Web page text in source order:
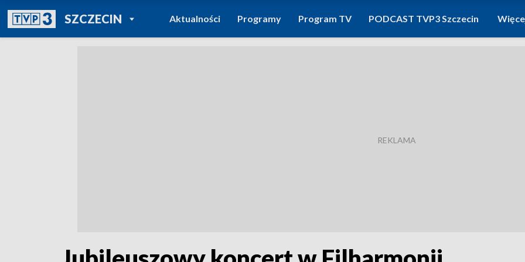
SZCZECINPOWRÓT DO
TVP REGIONY
Aktualności Programy Program TV PODCAST TVP3 Szczecin